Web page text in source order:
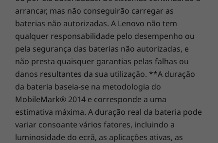
arrancar, mas não conseguirão carregar as
baterias não autorizadas. A Lenovo não tem
qualquer responsabilidade pelo desempenho ou
pela segurança das baterias não autorizadas, e
não presta quaisquer garantias pelas falhas ou
danos resultantes da sua utilização. **A duração
da bateria baseia-se na metodologia do
MobileMark® 2014 e corresponde a uma
estimativa máxima. A duração real da bateria pode
variar consoante vários fatores, incluindo a
luminosidade do ecrã, as aplicações ativas, as